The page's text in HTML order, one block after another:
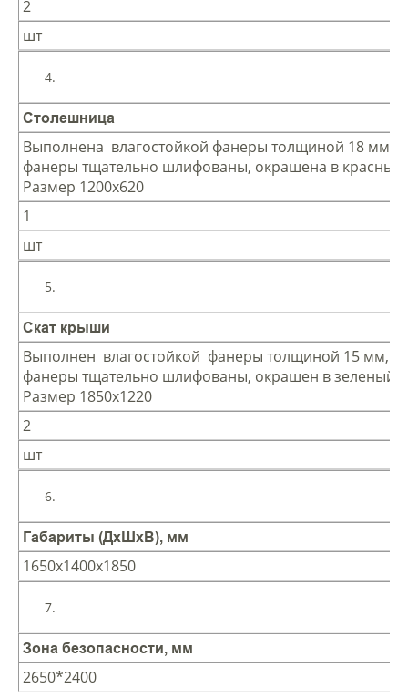
2
шт
Столешница
Выполнена влагостойкой фанеры толщиной 18 мм,
фанеры тщательно шлифованы, окрашена в красный
Размер 1200х620
1
шт
Скат крыши
Выполнен влагостойкой фанеры толщиной 15 мм,
фанеры тщательно шлифованы, окрашен в зеленый
Размер 1850х1220
2
шт
Габариты (ДхШхВ), мм
1650х1400х1850
Зона безопасности, мм
2650*2400